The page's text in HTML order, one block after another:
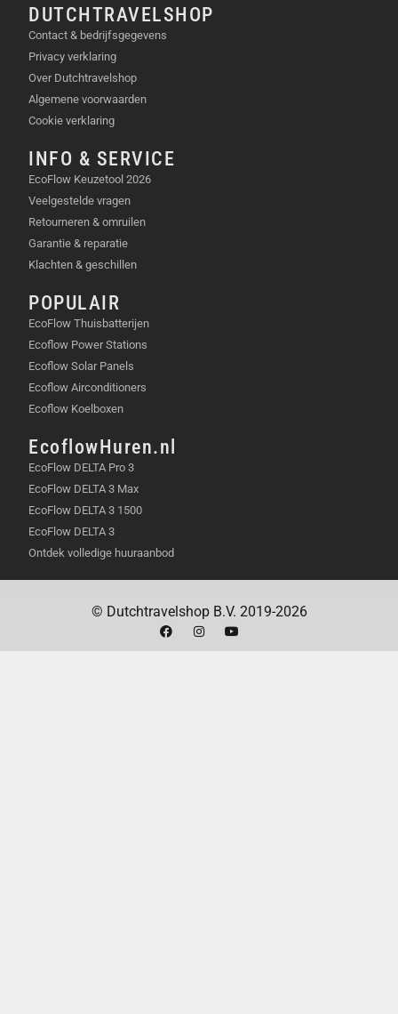
DUTCHTRAVELSHOP
Contact & bedrijfsgegevens
Privacy verklaring
Over Dutchtravelshop
Algemene voorwaarden
Cookie verklaring
INFO & SERVICE
EcoFlow Keuzetool 2026
Veelgestelde vragen
Retourneren & omruilen
Garantie & reparatie
Klachten & geschillen
POPULAIR
EcoFlow Thuisbatterijen
Ecoflow Power Stations
Ecoflow Solar Panels
Ecoflow Airconditioners
Ecoflow Koelboxen
EcoflowHuren.nl
EcoFlow DELTA Pro 3
EcoFlow DELTA 3 Max
EcoFlow DELTA 3 1500
EcoFlow DELTA 3
Ontdek volledige huuraanbod
© Dutchtravelshop B.V. 2019-2026